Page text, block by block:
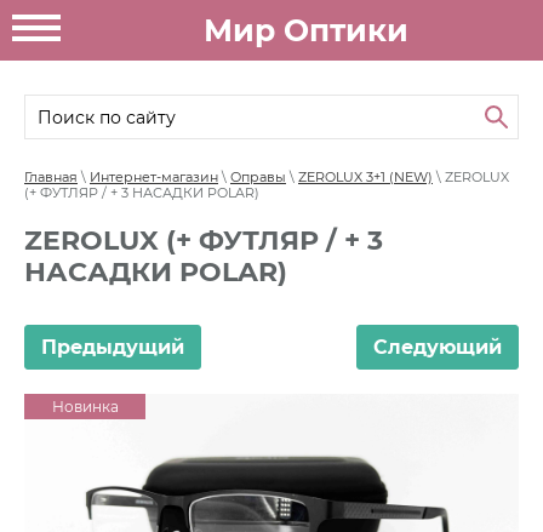
Мир Оптики
Главная \ Интернет-магазин \ Оправы \ ZEROLUX 3+1 (NEW) \ ZEROLUX
(+ ФУТЛЯР / + 3 НАСАДКИ POLAR)
ZEROLUX (+ ФУТЛЯР / + 3
НАСАДКИ POLAR)
Предыдущий Следующий
Новинка